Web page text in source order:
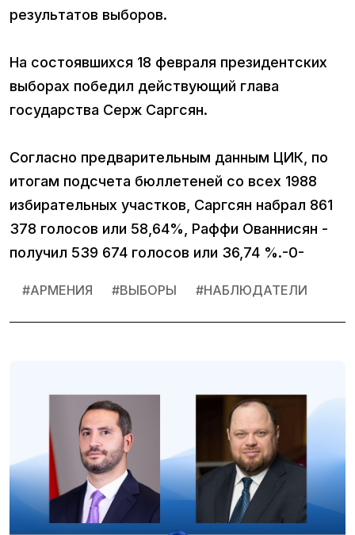
результатов выборов.
На состоявшихся 18 февраля президентских
выборах победил действующий глава
государства Серж Саргсян.
Согласно предварительным данным ЦИК, по
итогам подсчета бюллетеней со всех 1988
избирательных участков, Саргсян набрал 861
378 голосов или 58,64%, Раффи Ованнисян -
получил 539 674 голосов или 36,74 %.-0-
#АРМЕНИЯ #ВЫБОРЫ #НАБЛЮДАТЕЛИ